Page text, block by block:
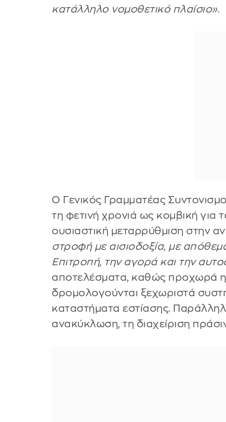
κατάλληλο νομοθετικό πλαίσιο».
Ο Γενικός Γραμματέας
τη φετινή χρονιά ως κομβική για
ουσιαστική μεταρρύθμιση στην
στροφή με αισιοδοξία, με
Επιτροπή, την αγορά και την
αποτελέσματα, καθώς προχωρά η
δρομολογούνται ξεχωριστά
καταστήματα εστίασης.
ανακύκλωση, τη διαχείριση